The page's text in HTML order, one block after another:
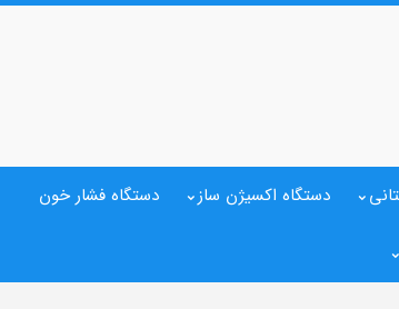
دستگاه اکسیژن ساز دستگاه فشار خون